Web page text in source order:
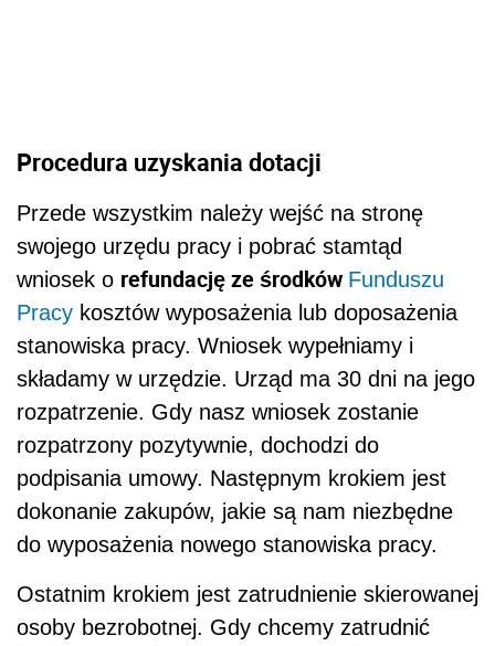
Procedura uzyskania dotacji
Przede wszystkim należy wejść na stronę
swojego urzędu pracy i pobrać stamtąd
wniosek o refundację ze środków Funduszu
Pracy kosztów wyposażenia lub doposażenia
stanowiska pracy. Wniosek wypełniamy i
składamy w urzędzie. Urząd ma 30 dni na jego
rozpatrzenie. Gdy nasz wniosek zostanie
rozpatrzony pozytywnie, dochodzi do
podpisania umowy. Następnym krokiem jest
dokonanie zakupów, jakie są nam niezbędne
do wyposażenia nowego stanowiska pracy.
Ostatnim krokiem jest zatrudnienie skierowanej
osoby bezrobotnej. Gdy chcemy zatrudnić